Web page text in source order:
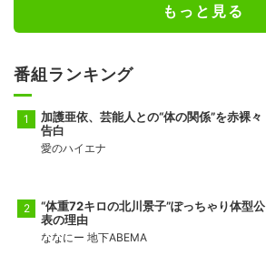
もっと見る
番組ランキング
加護亜依、芸能人との“体の関係”を赤裸々
告白
愛のハイエナ
“体重72キロの北川景子”ぽっちゃり体型公
表の理由
ななにー 地下ABEMA